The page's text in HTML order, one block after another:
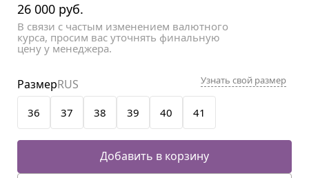
26 000 руб.
В связи с частым изменением валютного
курса, просим вас уточнять финальную
цену у менеджера.
36 37 38 39 40 41
РазмерRUS Узнать свой размер
Добавить в корзину